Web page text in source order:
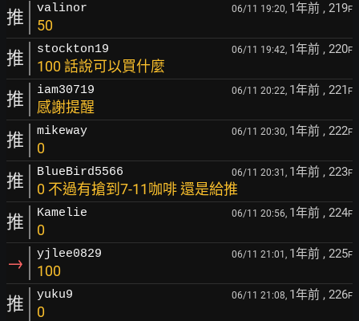
推 valinor 06/11 19:20, 1年前 , 219F
50
推 stockton19 06/11 19:42, 1年前 , 220F
100 話說可以買什麼
推 iam30719 06/11 20:22, 1年前 , 221 F
感謝提醒
推 mikeway 06/11 20:30, 1年前 , 222F
0
推 BlueBird5566 06/11 20:31, 1年前 , 223F
0 不過有搶到7-11咖啡 還是給推
推 Kamelie 06/11 20:56, 1年前 , 224F
0
→ yjlee0829 06/11 21:01, 1年前 , 225F
100
推 yuku9 06/11 21:08, 1年前 , 226F
0